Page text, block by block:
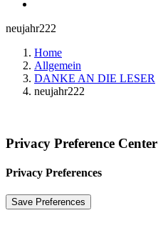
neujahr222
Home
Allgemein
DANKE AN DIE LESER
neujahr222
Privacy Preference Center
Privacy Preferences